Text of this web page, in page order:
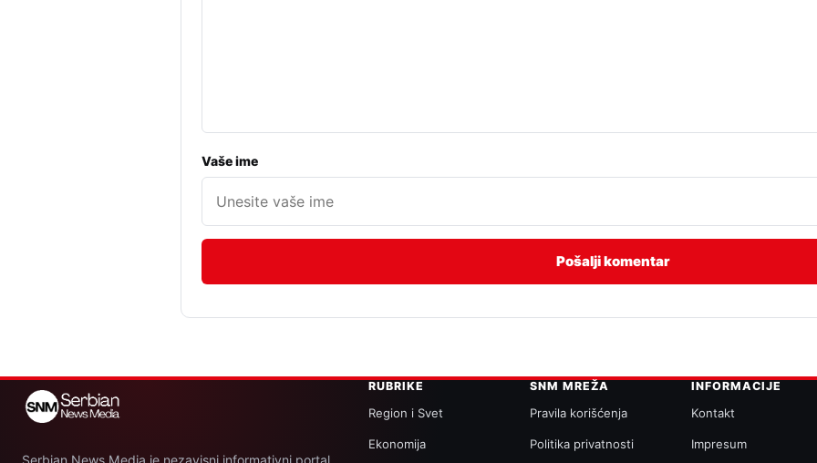
Vaše ime
Serbian News Media je nezavisni informativni portal
RUBRIKE
Region i Svet
Ekonomija
SNM MREŽA
Pravila korišćenja
Politika privatnosti
INFORMACIJE
Kontakt
Impresum